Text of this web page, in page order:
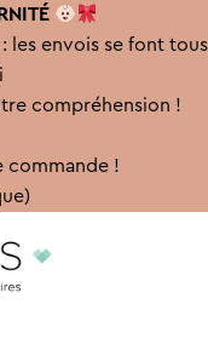
les envois se font tous
compréhension !
commande !